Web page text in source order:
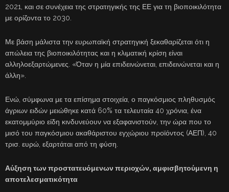
2021, και σε συνέχεια της στρατηγικής της ΕΕ για τη βιοποικιλότητα
με ορίζοντα το 2030.
Με βάση μάλιστα την ευρωπαϊκή στρατηγική ξεκαθαρίζεται ότι η
απώλεια της βιοποικιλότητας και η κλιματική κρίση είναι
αλληλοεξαρτώμενες. «Όταν η μία επιδεινώνεται, επιδεινώνεται και η
άλλη».
Ενώ, σύμφωνα με τα επίσημα στοιχεία, ο παγκόσμιος πληθυσμός
άγριων ειδών μειώθηκε κατά 60% τα τελευταία 40 χρόνια, ένα
εκατομμύριο είδη κινδυνεύουν να εξαφανιστούν, την ώρα που το
μισό του παγκόσμιου ακαθάριστου εγχώριου προϊόντος (ΑΕΠ), 40
τρισ. ευρώ, εξαρτάται από τη φύση.
Αύξηση των προστατευόμενων περιοχών, αμφισβητούμενη η
αποτελεσματικότητα